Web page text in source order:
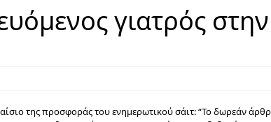
γιατρός στην
της προσφοράς του ενημερωτικού σάιτ: “Το δωρεάν